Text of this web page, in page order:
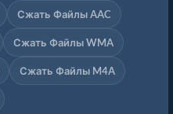
Сжать Файлы AAC
Сжать Файлы WMA
Сжать Файлы M4A